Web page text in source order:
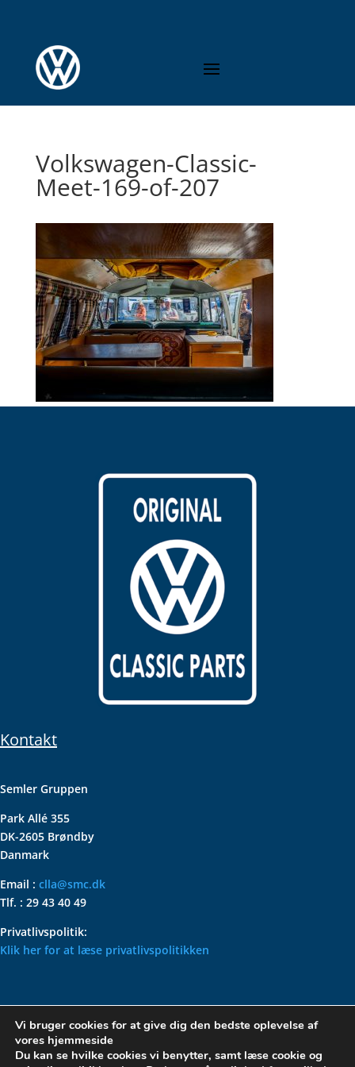
Volkswagen-Classic-
Meet-169-of-207
Kontakt
Semler Gruppen
Park Allé 355
DK-2605 Brøndby
Danmark
Email : clla@smc.dk
Tlf. : 29 43 40 49
Privatlivspolitik:
Klik her for at læse privatlivspolitikken
VOLKSWAGEN CLASSIC
PARTS – HOLDER DIN
KLASSISKE VOLKSWAGEN I
Vi bruger cookies for at give dig den bedste oplevelse af
vores hjemmeside
Du kan se hvilke cookies vi benytter, samt læse cookie og